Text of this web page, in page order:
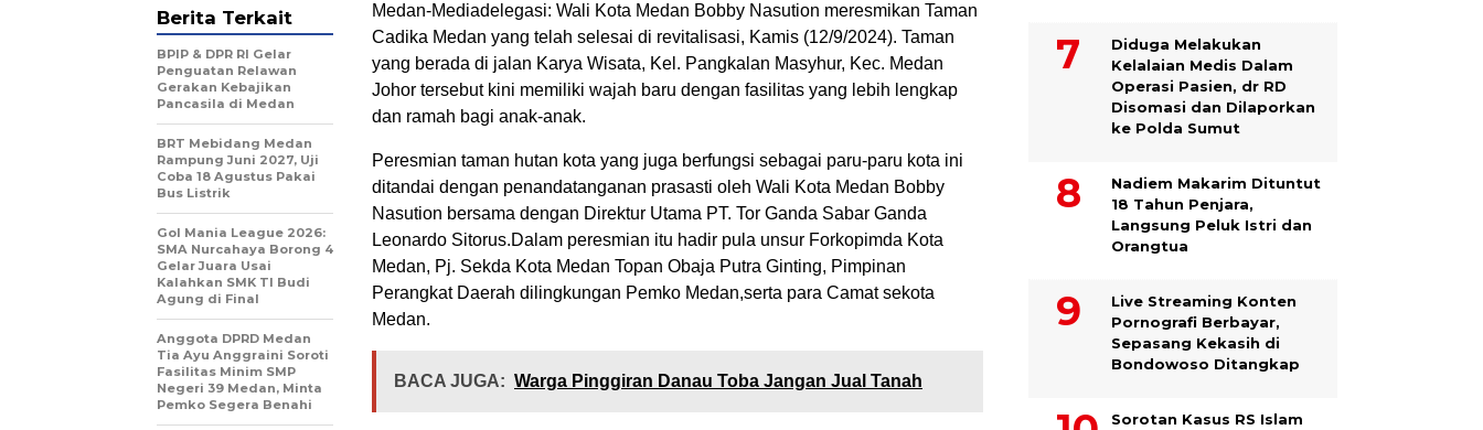
Medan-Mediadelegasi: Wali Kota Medan Bobby Nasution meresmikan Taman
Cadika Medan yang telah selesai di revitalisasi, Kamis (12/9/2024). Taman
yang berada di jalan Karya Wisata, Kel. Pangkalan Masyhur, Kec. Medan
Johor tersebut kini memiliki wajah baru dengan fasilitas yang lebih lengkap
dan ramah bagi anak-anak.
Peresmian taman hutan kota yang juga berfungsi sebagai paru-paru kota ini
ditandai dengan penandatanganan prasasti oleh Wali Kota Medan Bobby
Nasution bersama dengan Direktur Utama PT. Tor Ganda Sabar Ganda
Leonardo Sitorus.Dalam peresmian itu hadir pula unsur Forkopimda Kota
Medan, Pj. Sekda Kota Medan Topan Obaja Putra Ginting, Pimpinan
Perangkat Daerah dilingkungan Pemko Medan,serta para Camat sekota
Medan.
BACA JUGA: Warga Pinggiran Danau Toba Jangan Jual Tanah
Berita Terkait
BPIP & DPR RI Gelar
Penguatan Relawan
Gerakan Kebajikan
Pancasila di Medan
BRT Mebidang Medan
Rampung Juni 2027, Uji
Coba 18 Agustus Pakai
Bus Listrik
Gol Mania League 2026:
SMA Nurcahaya Borong 4
Gelar Juara Usai
Kalahkan SMK TI Budi
Agung di Final
Anggota DPRD Medan
Tia Ayu Anggraini Soroti
Fasilitas Minim SMP
Negeri 39 Medan, Minta
Pemko Segera Benahi
Diduga Melakukan
Kelalaian Medis Dalam
Operasi Pasien, dr RD
Disomasi dan Dilaporkan
ke Polda Sumut
​Nadiem Makarim Dituntut
18 Tahun Penjara,
Langsung Peluk Istri dan
Orangtua
Live Streaming Konten
Pornografi Berbayar,
Sepasang Kekasih di
Bondowoso Ditangkap
Sorotan Kasus RS Islam